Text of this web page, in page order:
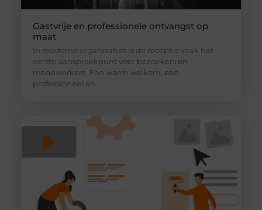
Gastvrije en professionele ontvangst op
maat
In moderne organisaties is de receptie vaak het
eerste aanspreekpunt voor bezoekers en
medewerkers. Een warm welkom, een
professioneel en